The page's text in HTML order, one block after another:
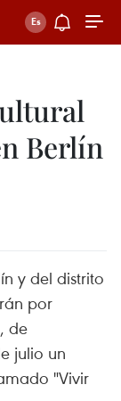
Berlín
y del distrito
por
de
julio un
"Vivir